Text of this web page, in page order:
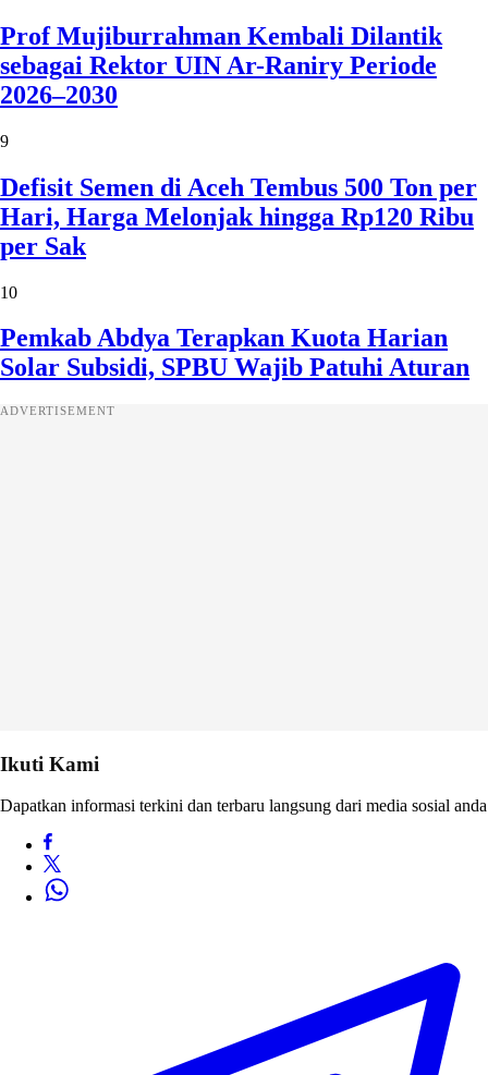
Prof Mujiburrahman Kembali Dilantik
sebagai Rektor UIN Ar-Raniry Periode
2026–2030
9
Defisit Semen di Aceh Tembus 500 Ton per
Hari, Harga Melonjak hingga Rp120 Ribu
per Sak
10
Pemkab Abdya Terapkan Kuota Harian
Solar Subsidi, SPBU Wajib Patuhi Aturan
ADVERTISEMENT
Ikuti Kami
Dapatkan informasi terkini dan terbaru langsung dari media sosial anda